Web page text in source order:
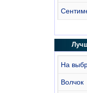
На
Волчок